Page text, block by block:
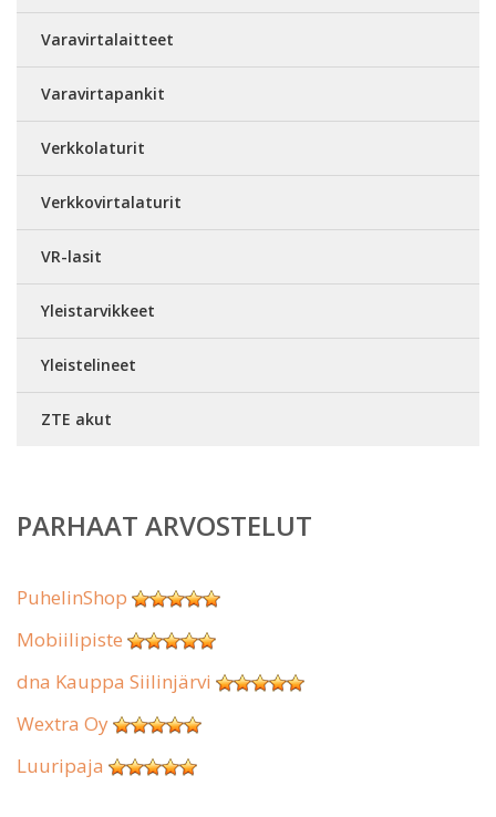
Varavirtalaitteet
Varavirtapankit
Verkkolaturit
Verkkovirtalaturit
VR-lasit
Yleistarvikkeet
Yleistelineet
ZTE akut
PARHAAT ARVOSTELUT
PuhelinShop
Mobiilipiste
dna Kauppa Siilinjärvi
Wextra Oy
Luuripaja